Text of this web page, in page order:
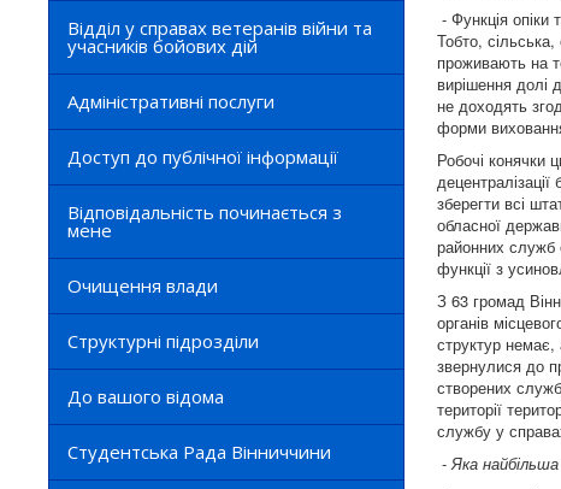
Відділ у справах ветеранів війни та
учасників бойових дій
Адміністративні послуги
Доступ до публічної інформації
Відповідальність починається з
мене
Очищення влади
Структурні підрозділи
До вашого відома
Студентська Рада Вінниччини
- Функція опіки
Тобто,
проживають на
вирішення долі
не доходять
форми
Робочі конячки
зберегти всі
обласної
районних служб
функції з
З 63 громад
органів
структур
звернулися до
створених
території
службу у
-Яка